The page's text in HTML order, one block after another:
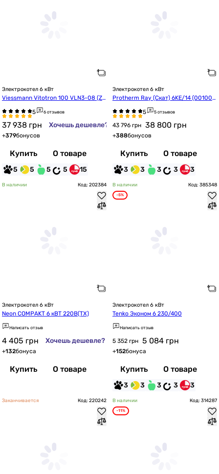
Электрокотел 6 кВт
Viessmann Vitotron 100 VLN3-08 (ZK
6 отзывов
37 938 грн Хочешь дешевле?
+379бонусов
Купить О товаре
5 5 5 5 15
Электрокотел 6 кВт
Protherm Ray (Скат) 6KE/14 (001002
5 отзывов
43 796 грн 38 800 грн
+388бонусов
Купить О товаре
3 3 3 3 3
В наличии Код: 202384
Электрокотел 6 кВт
Neon COMPAKT 6 кВТ 220В(ТХ)
Написать отзыв
4 405 грн Хочешь дешевле?
+132бонуса
Купить О товаре
В наличии Код: 385348
-5%
Электрокотел 6 кВт
Tenko Эконом 6 230/400
Написать отзыв
5 352 грн 5 084 грн
+152бонуса
Купить О товаре
3 3 3 3 3
Заканчивается Код: 220242 В наличии Код: 314287
-11%